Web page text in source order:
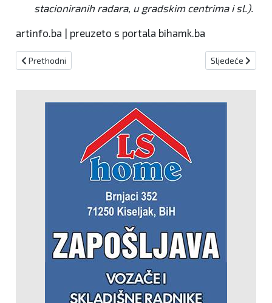
stacioniranih radara, u gradskim centrima i sl.).
artinfo.ba | preuzeto s portala bihamk.ba
Prethodni članak: BE ONE VILLA Posebna akcijska ponuda do
Prethodni Sljedeći
Sljedeće